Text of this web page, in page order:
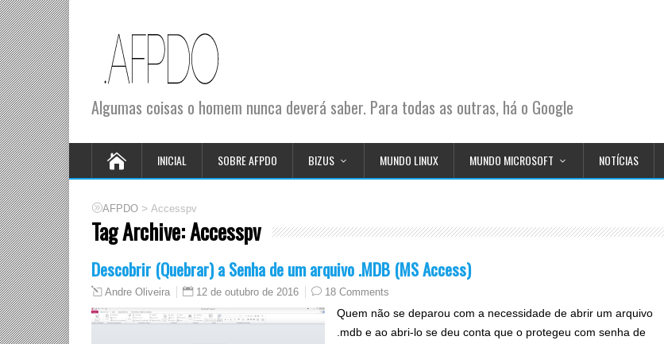
Algumas coisas o homem nunca deverá saber. Para todas as outras, há o Google
INICIAL SOBRE AFPDO BIZUS MUNDO LINUX MUNDO MICROSOFT NOTÍCIAS
AFPDO > Accesspv
Tag Archive:Accesspv
Descobrir (Quebrar) a Senha de um arquivo .MDB (MS Access)
Andre Oliveira 12 de outubro de 2016 18 Comments
Quem não se deparou com a necessidade de abrir um arquivo
.mdb e ao abri-lo se deu conta que o protegeu com senha de